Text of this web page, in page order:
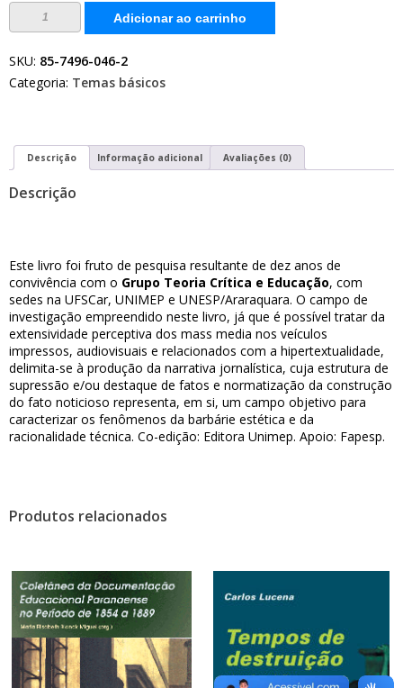
Estética
violência:
e
de
Adicionar ao carrinho
SKU: 85-7496-046-2
Categoria: Temas básicos
Descrição Informação adicional Avaliações (0)
Descrição
Este livro foi fruto de pesquisa resultante de dez anos de
convivência com o Grupo Teoria Crítica e Educação, com
sedes na UFSCar, UNIMEP e UNESP/Araraquara. O campo de
investigação empreendido neste livro, já que é possível tratar da
extensividade perceptiva dos mass media nos veículos
impressos, audiovisuais e relacionados com a hipertextualidade,
delimita-se à produção da narrativa jornalística, cuja estrutura de
supressão e/ou destaque de fatos e normatização da construção
do fato noticioso representa, em si, um campo objetivo para
caracterizar os fenômenos da barbárie estética e da
racionalidade técnica. Co-edição: Editora Unimep. Apoio: Fapesp.
Produtos relacionados